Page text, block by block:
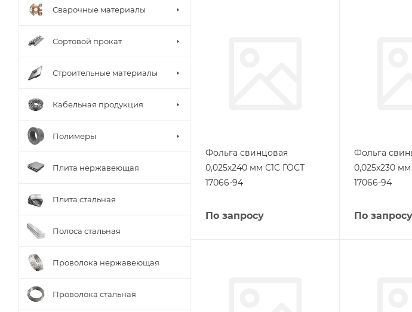
Фольга свинцовая
0,025х240 мм С1С ГОСТ
17066-94
По запросу
Фольга
0,025х230
17066-94
По запросу
Сварочные материалы
Сортовой прокат
Строительные материалы
Кабельная продукция
Полимеры
Плита нержавеющая
Плита стальная
Полоса стальная
Проволока нержавеющая
Проволока стальная